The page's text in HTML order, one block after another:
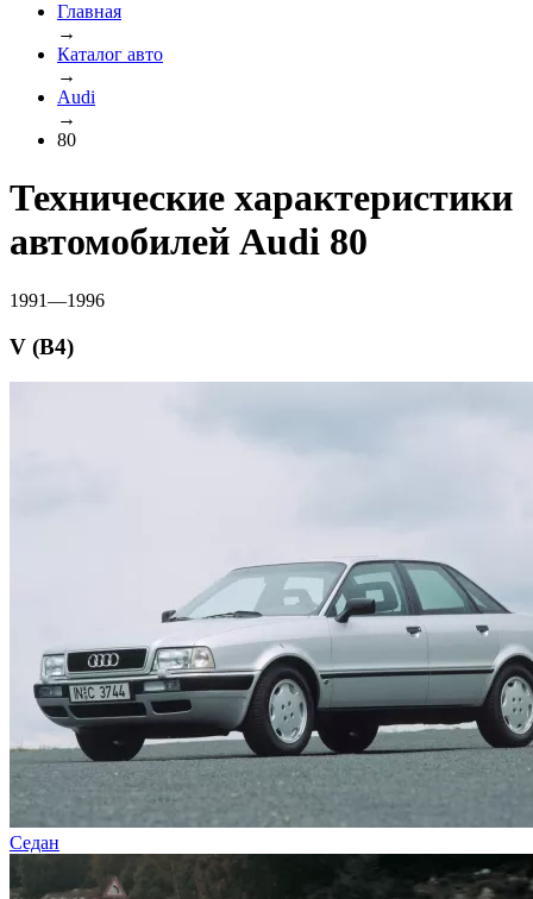
Главная
→
Каталог авто
→
Audi
→
80
Технические характеристики
автомобилей Audi 80
1991—1996
V (B4)
Седан